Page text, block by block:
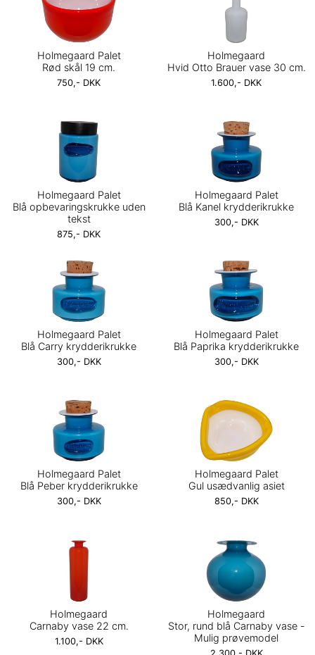
Holmegaard Palet
Rød skål 19 cm.
750,- DKK
Holmegaard
Hvid Otto Brauer vase 30 cm.
1.600,- DKK
Holmegaard Palet
Blå opbevaringskrukke uden
tekst
875,- DKK
Holmegaard Palet
Blå Kanel krydderikrukke
300,- DKK
Holmegaard Palet
Blå Carry krydderikrukke
300,- DKK
Holmegaard Palet
Blå Paprika krydderikrukke
300,- DKK
Holmegaard Palet
Blå Peber krydderikrukke
300,- DKK
Holmegaard Palet
Gul usædvanlig asiet
850,- DKK
Holmegaard
Carnaby vase 22 cm.
1.100,- DKK
Holmegaard
Stor, rund blå Carnaby vase -
Mulig prøvemodel